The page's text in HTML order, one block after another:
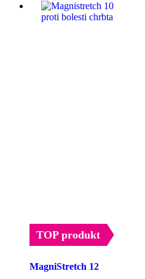
TOP produkt
MagniStretch 12